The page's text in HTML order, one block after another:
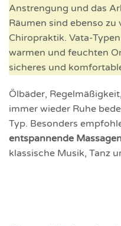
Anstrengung und das
Räumen sind ebenso zu
Chiropraktik. Vata-
warmen und feuchten
sicheres und
Ölbäder,
immer wieder Ruhe
Typ. Besonders
entspannende
klassische Musik, Tanz